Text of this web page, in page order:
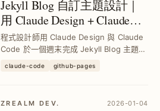
Jekyll Blog 自訂主題設計｜
用 Claude Design + Claude
Code 快速打造專屬風格
程式設計師用 Claude Design 與 Claude
Code 於一個週末完成 Jekyll Blog 主題重
造專屬風格且支援 RWD 與 SEO，部署於
claude-code github-pages
ZREALM DEV. 2026-01-04